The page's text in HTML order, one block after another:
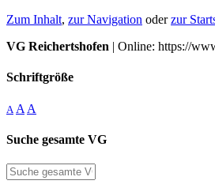
Zum Inhalt, zur Navigation oderzur
VG Reichertshofen | Online: https://
Schriftgröße
A A A
Suche gesamte VG